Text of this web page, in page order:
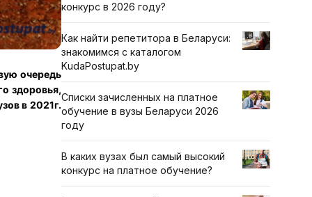
очередь
здоровья,
в 2021г.
конкурс в 2026 году?
Как найти репетитора в Беларуси:
знакомимся с каталогом
KudaPostupat.by
Списки зачисленных на платное
обучение в вузы Беларуси 2026
году
В каких вузах был самый высокий
конкурс на платное обучение?